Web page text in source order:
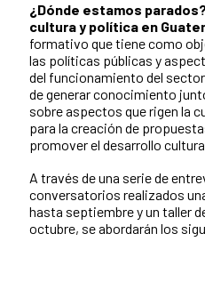
¿Dónde estamos
cultura y política en
formativo que tiene como
las políticas públicas y
del funcionamiento del
de generar conocimiento
sobre aspectos que rigen la
para la creación de
promover el desarrollo
A través de una serie de
conversatorios realizados
hasta septiembre y un taller
octubre, se abordarán los